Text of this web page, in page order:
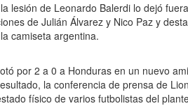
lesión de Leonardo Balerdi lo dejó
de Julián Álvarez y Nico Paz y
camiseta argentina.
por 2 a 0 a Honduras en un nuevo
la conferencia de prensa de
físico de varios futbolistas del